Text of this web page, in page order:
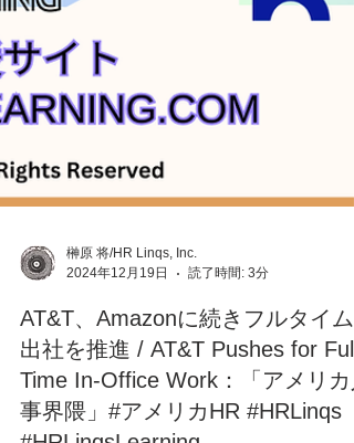
榊原 将/HR Linqs, Inc.
2024年12月19日
読了時間: 3分